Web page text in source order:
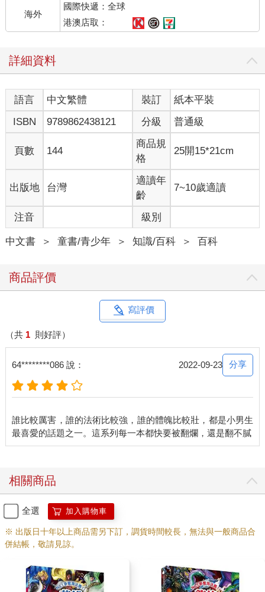
海外
國際快遞：全球
港澳店取：
詳細資料
語言 中文繁體 裝訂
紙本平裝
ISBN
9789862438121 分級 普通級
頁數 144
商品規
格
25開15*21cm
出版地 台灣
適讀年
齡
7~10歲適讀
注音 級別
中文書 ＞ 童書/青少年 ＞ 知識/百科 ＞ 百科
商品評價
寫評價
（共 1 則好評）
64********086 說： 2022-09-23 分享
誰比較厲害，誰的法術比較強，誰的體魄比較壯，都是小男生
最喜愛的話題之一。這系列每一本都快要被翻爛，還是翻不膩
相關商品
全選 加入購物車
※ 出版日十年以上商品需另下訂，調貨時間較長，無法與一般商品合
併結帳，敬請見諒。